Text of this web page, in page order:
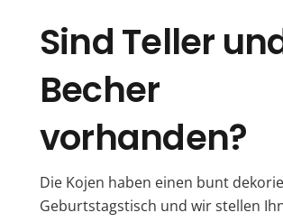
Sind Teller
Becher
vorhanden?
Die Kojen haben einen bunt
Geburtstagstisch und wir stellen